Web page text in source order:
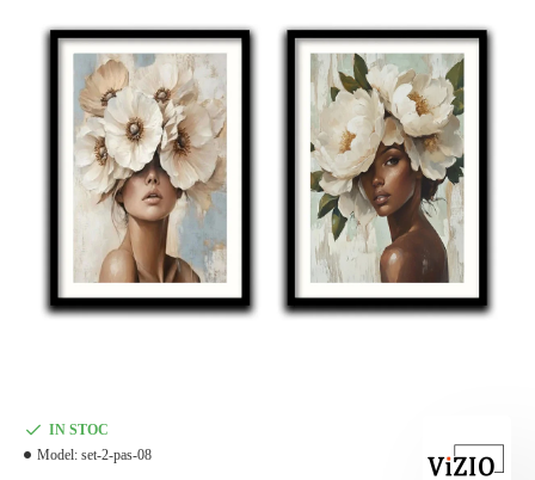
IN STOC
Model: set-2-pas-08